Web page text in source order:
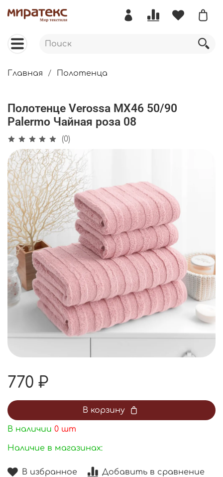
Главная Полотенца
Полотенце Verossa МХ46 50/90
Palermo Чайная роза 08
(0)
В избранное Добавить в сравнение
770 ₽
В корзину
В наличии 0 шт
Наличие в магазинах: